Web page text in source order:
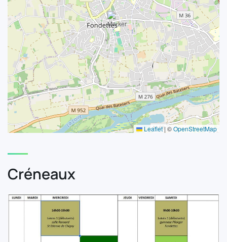
Leaflet | ©OpenStreetMap
Créneaux